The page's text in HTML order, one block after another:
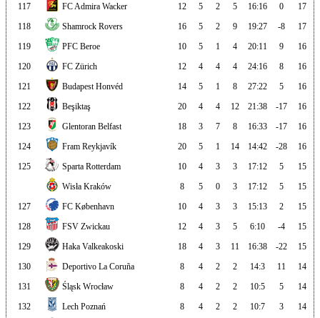
117
FC Admira Wacker 12 5 2 5 16:16 0
17
118
Shamrock Rovers 16 5 2 9 19:27 -8
17
119
PFC Beroe 10 5 1 4 20:11 9
16
120
FC Zürich 12 4 4 4 24:16 8
16
121
Budapest Honvéd 14 5 1 8 27:22 5
16
122
Beşiktaş 20 4 4 12 21:38 -17
16
123
Glentoran Belfast 18 3 7 8 16:33 -17
16
124
Fram Reykjavík 20 5 1 14 14:42 -28
16
125
Sparta Rotterdam 10 4 3 3 17:12 5
15
Wisła Kraków
8 5 0 3 17:12 5
15
127
FC København 10 4 3 3 15:13 2
15
128
FSV Zwickau 12 4 3 5 6:10 -4
15
129
Haka Valkeakoski 18 4 3 11 16:38 -22
15
130
Deportivo La Coruña 8 4 2 2 14:3 11
14
131
Śląsk Wrocław 8 4 2 2 10:5 5
14
132
Lech Poznań 8 4 2 2 10:7 3 14